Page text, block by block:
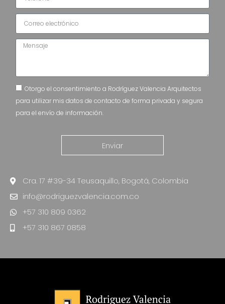
Otorgo el consentimiento a Rodríguez Valencia Arquitectos
para utilizar mis datos de contacto de forma privada y segura
para el envío de información.
Enviar
Cra. 17 #39-34 Teusaquillo, Bogotá, Colombia
info@rodriguezvalencia.com.co
+57 310 809 0362
+57 310 867 0858